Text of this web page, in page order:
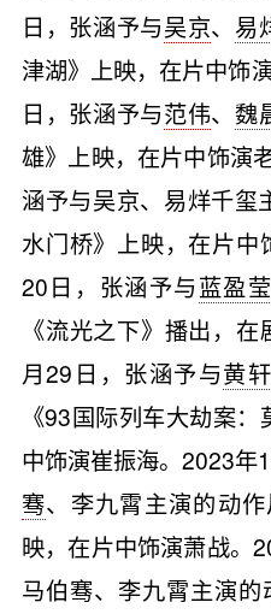
日，张涵予与吴京、 易
津湖》上映，在片中饰
日，张涵予与范伟、 魏
雄》上映，在片中饰演
涵予与吴京、易烊千玺
水门桥》上映，在片中
20日，张涵予与蓝盈莹
《流光之下》播出，
月29日，张涵予与黄轩
《93国际列车大劫案
中饰演崔振海。2023年
骞、李九霄主演的动
映，在片中饰演萧战。
马伯骞、李九霄主演